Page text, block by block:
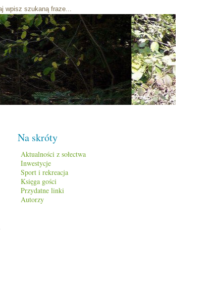
Na skróty
Aktualności z sołectwa
Inwestycje
Sport i rekreacja
Księga gości
Przydatne linki
Autorzy